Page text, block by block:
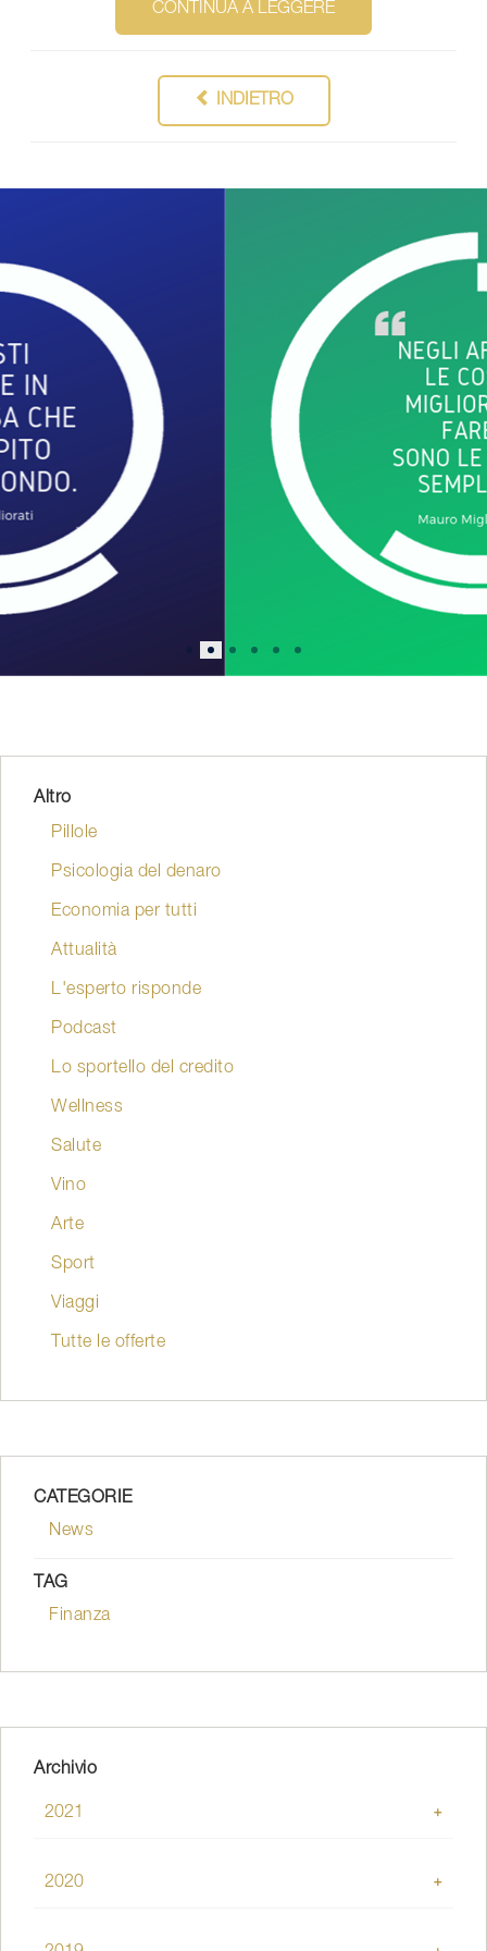
CONTINUA A LEGGERE
INDIETRO
Altro
Pillole
Psicologia del denaro
Economia per tutti
Attualità
L'esperto risponde
Podcast
Lo sportello del credito
Wellness
Salute
Vino
Arte
Sport
Viaggi
Tutte le offerte
CATEGORIE
News
TAG
Finanza
Archivio
2021
Giugno
Marzo
2020
Novembre